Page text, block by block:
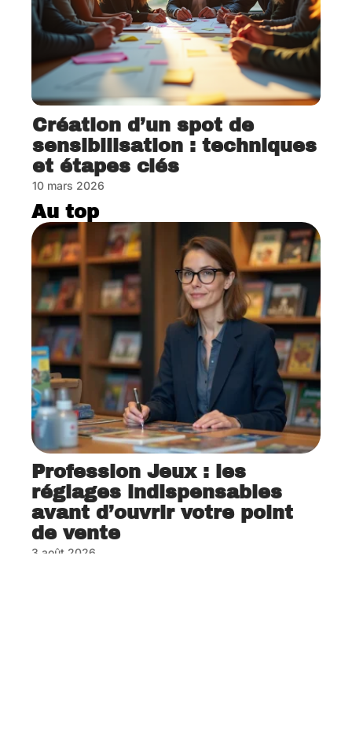
Création d’un spot de
sensibilisation : techniques
et étapes clés
10 mars 2026
Au top
Profession Jeux : les
réglages indispensables
avant d’ouvrir votre point
de vente
3 août 2026